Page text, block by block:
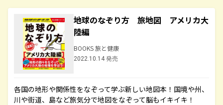
地球のなぞり方 旅地図 アメリカ大
陸編
BOOKS 旅と健康
2022.10.14 発売
各国の地形や関係性をなぞって学ぶ新しい地図本！国境や州、
川や街道、島など旅気分で地図をなぞって脳もイキイキ！